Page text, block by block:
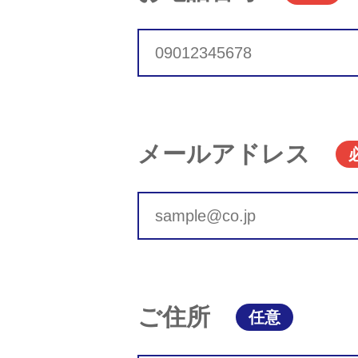
メールアドレス
ご住所 任意